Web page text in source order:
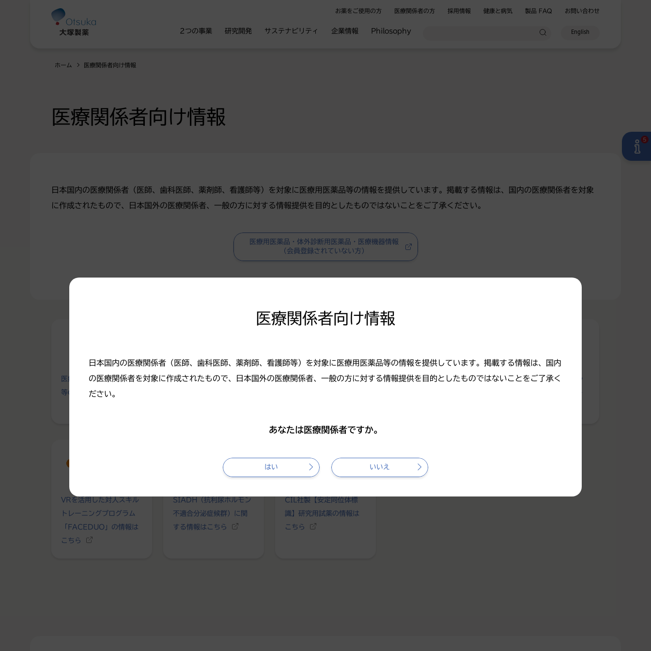
お薬をご使用の方 医療関係者の方 採用情報 健康と病気 製品 FAQ お問い合わせ
2つの事業 研究開発 サステナビリティ 企業情報 Philosophy English
ホーム 医療関係者向け情報
医療関係者向け情報
日本国内の医療関係者（医師、歯科医師、薬剤師、看護師等）を対象に医療用医薬品等の情報を提供しています。掲載する情報は、国内の医療関係者を対象
に作成されたもので、日本国外の医療関係者、一般の方に対する情報提供を目的としたものではないことをご了承ください。
医療用医薬品・体外診断用医薬品・医療機器情報
（会員登録されていない方）
医療関係者向けの医薬品
等の情報はこちら
精神科医療関係者向けの
薬剤師向けの情報はこち
腎・免疫領域の情報ボー
神経心理検査用プログラ
ム「ミレボ」公式サイト
VRを活用した対人スキル
トレーニングプログラム
「FACEDUO」の情報は
こちら
SIADH（抗利尿ホルモン
不適合分泌症候群）に関
する情報はこちら
CIL社製【安定同位体標
識】研究用試薬の情報は
こちら
医療関係者向け情報
日本国内の医療関係者（医師、歯科医師、薬剤師、看護師等）を対象に医療用医薬品等の情報を提供しています。掲載する情報は、国内
の医療関係者を対象に作成されたもので、日本国外の医療関係者、一般の方に対する情報提供を目的としたものではないことをご了承く
ださい。
あなたは医療関係者ですか。
はい いいえ
5